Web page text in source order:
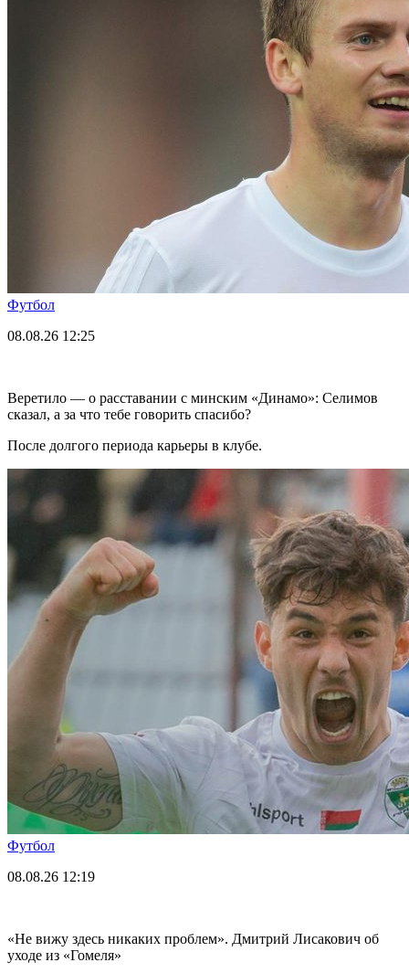
Футбол
08.08.26 12:25
Веретило — о расставании с минским «Динамо»: Селимов
сказал, а за что тебе говорить спасибо?
После долгого периода карьеры в клубе.
Футбол
08.08.26 12:19
«Не вижу здесь никаких проблем». Дмитрий Лисакович об
уходе из «Гомеля»